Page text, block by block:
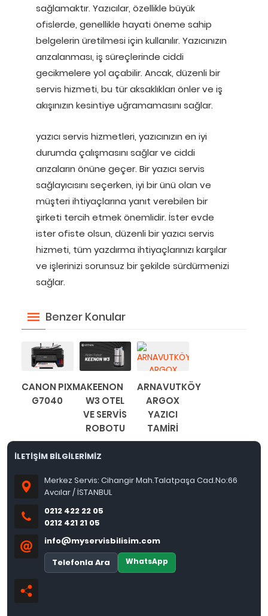
sağlamaktır. Yazıcılar, özellikle büyük
ofislerde, genellikle hayati öneme sahip
belgelerin üretilmesi için kullanılır. Yazıcınızın
arızalanması, iş süreçlerinde ciddi
gecikmelere yol açabilir. Ancak, düzenli bir
servis hizmeti, bu tür aksaklıkları önler ve iş
akışınızın kesintiye uğramamasını sağlar.
yazıcı servis hizmetleri, yazıcınızın en iyi
durumda çalışmasını sağlar ve ciddi
arızaların önüne geçer. Bir yazıcı servis
sağlayıcısını seçerken, iyi bir ünü olan ve
müşteri ihtiyaçlarına yanıt verebilen bir
şirketi tercih etmek önemlidir. İster evde
ister ofiste olsun, düzenli bir yazıcı servis
hizmeti, tüm yazdırma ihtiyaçlarınızı karşılar
ve işlerinizi sorunsuz bir şekilde sürdürmenizi
sağlar.
Benzer Konular
CANON PIXMA
G7040
KEENON
W3 OTEL
VE SERVİS
ROBOTU
ARNAVUTKÖY
ARGOX
YAZICI
TAMİRİ
İLETİŞİM BİLGİLERİMİZ
Merkez Servis: Cihangir Mah.Talatpaşa Cad.No:66
Avcılar / İSTANBUL
0212 422 22 05
0212 421 21 05
info@myservisbilisim.com
Telefonla Ara
WhatsApp